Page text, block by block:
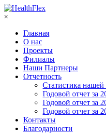
×
Главная
О нас
Проекты
Филиалы
Наши Партнеры
Отчетность
Статистика нашей
Годовой отчет за
Годовой отчет за
Годовой отчет за
Контакты
Благодарности